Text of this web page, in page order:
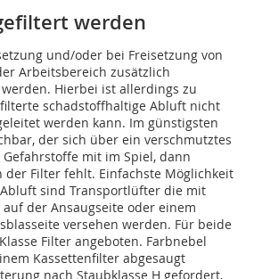
werden
und/oder bei Freisetzung von
Arbeitsbereich zusätzlich
Hierbei ist allerdings zu
schadstoffhaltige Abluft nicht
werden kann. Im günstigsten
der sich über ein verschmutztes
mit im Spiel, dann
der Filter fehlt. Einfachste Möglichkeit
sind Transportlüfter die mit
der Ansaugseite oder einem
versehen werden. Für beide
Filter angeboten. Farbnebel
Kassettenfilter abgesaugt
nach Staubklasse H gefordert,